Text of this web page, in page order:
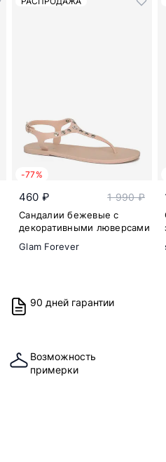
-77%
460 ₽ 1 990 ₽
Сандалии бежевые с
декоративными люверсами
Glam Forever
90 дней гарантии
Возможность
примерки